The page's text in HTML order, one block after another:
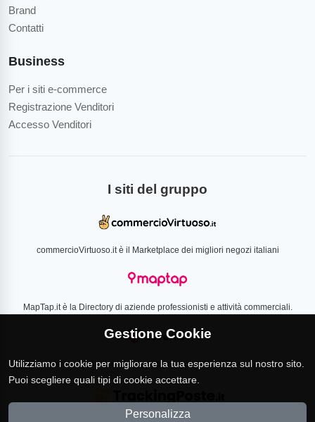
Brand
Contatti
Business
Per i siti e-commerce
Registrazione Venditori
Accesso Venditori
I siti del gruppo
commercioVirtuoso.it è il Marketplace dei migliori negozi italiani
MapTap.it è la Directory di aziende professionisti e attività commerciali.
Loverlist.com è il comparatore di prezzo CSS certificato Google
Gestione Cookie
Utilizziamo i cookie per migliorare la tua esperienza sul nostro sito.
Puoi scegliere quali tipi di cookie accettare.
Personalizza